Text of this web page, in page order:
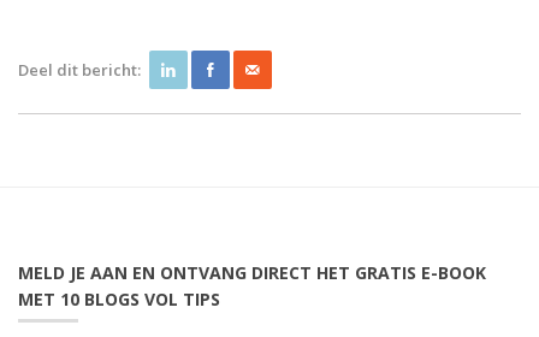
Deel dit bericht:
MELD JE AAN EN ONTVANG DIRECT HET GRATIS E-BOOK
MET 10 BLOGS VOL TIPS